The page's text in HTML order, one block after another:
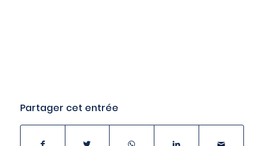
Partager cet entrée